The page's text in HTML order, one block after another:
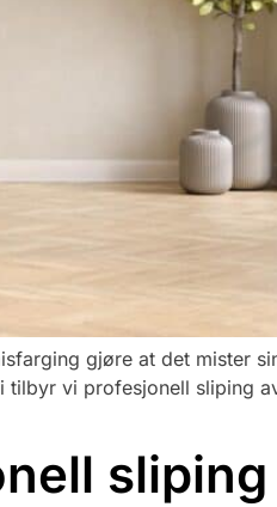
gjøre at det mister
vi profesjonell sliping